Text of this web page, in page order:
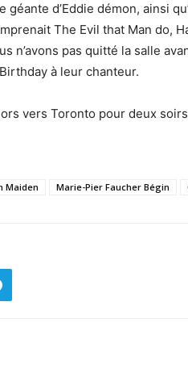
d’Eddie démon, ainsi
The Evil that Man do,
n’avons pas quitté la salle
à leur chanteur.
vers Toronto pour deux
Maiden Marie-Pier Faucher Bégin